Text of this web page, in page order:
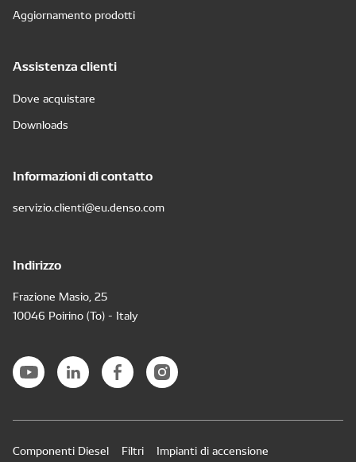
Aggiornamento prodotti
Assistenza clienti
Dove acquistare
Downloads
Informazioni di contatto
servizio.clienti@eu.denso.com
Indirizzo
Frazione Masio, 25
10046 Poirino (To) - Italy
Componenti Diesel Filtri Impianti di accensione